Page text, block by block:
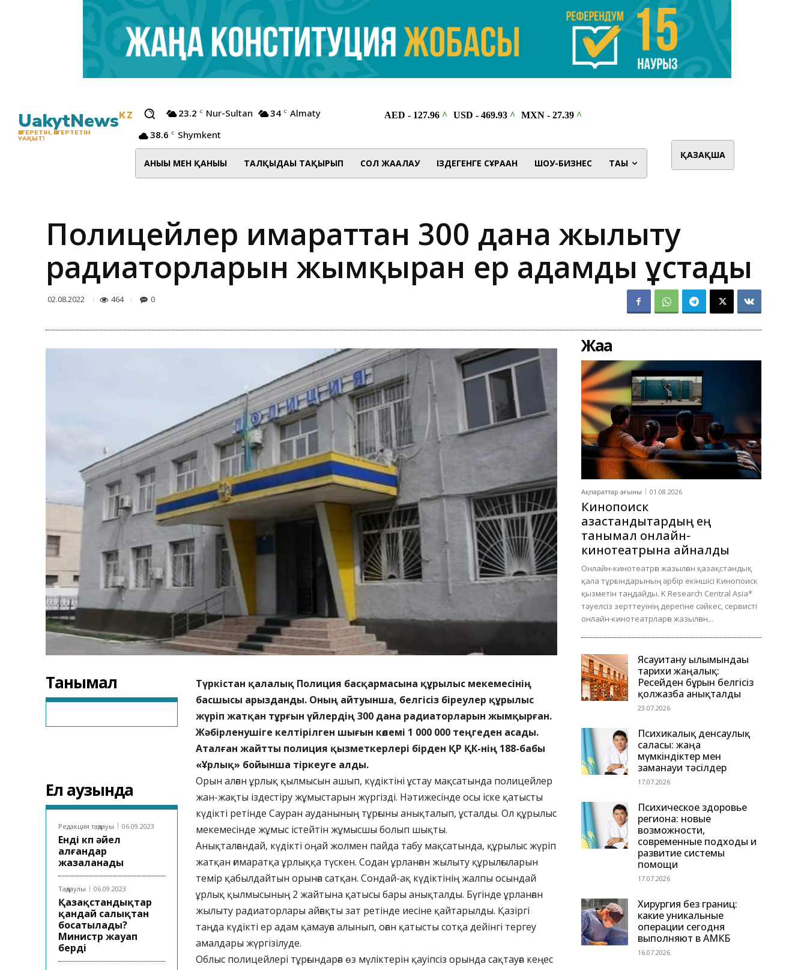
UakytNewsKZ
ӨЗГЕРЕТІН, ӨЗГЕРТЕТІН
УАҚЫТ!
23.2 C Nur-Sultan 34 C Almaty
38.6 C Shymkent
АНЫҒЫ МЕН ҚАНЫҒЫ ТАЛҚЫДАҒЫ ТАҚЫРЫП СОЛ ЖАҒАЛАУ ІЗДЕГЕНГЕ СҰРАҒАН ШОУ-БИЗНЕС ТАҒЫ
ҚАЗАҚША
Полицейлер ғимараттан 300 дана жылыту
радиаторларын жымқырған ер адамды ұстады
02.08.2022 464 0
Танымал
Ел аузында
Редакция таңдауы 06.09.2023
Енді көп әйел
алғандар
жазаланады
Таңдаулы 06.09.2023
Қазақстандықтар
қандай салықтан
босатылады?
Министр жауап
берді
Түркістан қалалық Полиция басқармасына құрылыс мекемесінің
басшысы арызданды. Оның айтуынша, белгісіз біреулер құрылыс
жүріп жатқан тұрғын үйлердің 300 дана радиаторларын жымқырған.
Жәбірленушіге келтірілген шығын көлемі 1 000 000 теңгеден асады.
Аталған жайтты полиция қызметкерлері бірден ҚР ҚК-нің 188-бабы
«Ұрлық» бойынша тіркеуге алды.
Орын алған ұрлық қылмысын ашып, күдіктіні ұстау мақсатында полицейлер
жан-жақты іздестіру жұмыстарын жүргізді. Нәтижесінде осы іске қатысты
күдікті ретінде Сауран ауданының тұрғыны анықталып, ұсталды. Ол құрылыс
мекемесінде жұмыс істейтін жұмысшы болып шықты.
Анықталғандай, күдікті оңай жолмен пайда табу мақсатында, құрылыс жүріп
жатқан ғимаратқа ұрлыққа түскен. Содан ұрланған жылыту құрылғыларын
темір қабылдайтын орынға сатқан. Сондай-ақ күдіктінің жалпы осындай
ұрлық қылмысының 2 жайтына қатысы бары анықталды. Бүгінде ұрланған
жылыту радиаторлары айғақты зат ретінде иесіне қайтарылды. Қазіргі
таңда күдікті ер адам қамауға алынып, оған қатысты сотқа дейінгі тергеу
амалдары жүргізілуде.
Облыс полицейлері тұрғындарға өз мүліктерін қауіпсіз орында сақтауға кеңес
Жаңа
Ақпараттар ағыны 01.08.2026
Кинопоиск
қазақстандықтардың ең
танымал онлайн-
кинотеатрына айналды
Онлайн-кинотеатрға жазылған қазақстандық
қала тұрғындарының әрбір екіншісі Кинопоиск
қызметін таңдайды. K Research Central Asia*
тәуелсіз зерттеуінің дерегіне сәйкес, сервисті
онлайн-кинотеатрларға жазылған...
Ясауитану ғылымындағы
тарихи жаңалық:
Ресейден бұрын белгісіз
қолжазба анықталды
23.07.2026
Психикалық денсаулық
саласы: жаңа
мүмкіндіктер мен
заманауи тәсілдер
17.07.2026
Психическое здоровье
региона: новые
возможности,
современные подходы и
развитие системы
помощи
17.07.2026
Хирургия без границ:
какие уникальные
операции сегодня
выполняют в АМКБ
16.07.2026